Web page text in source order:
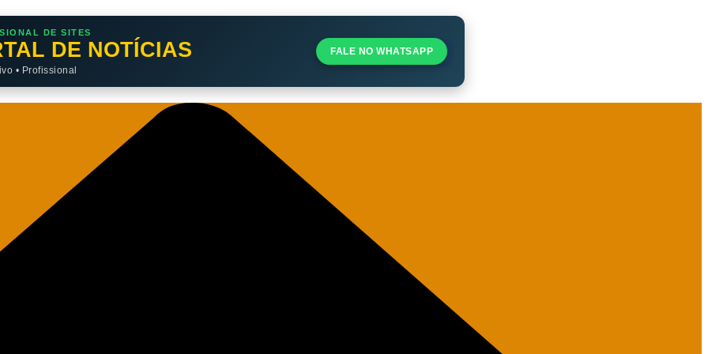
DE SITES
DE NOTÍCIAS
• Profissional
FALE NO WHATSAPP